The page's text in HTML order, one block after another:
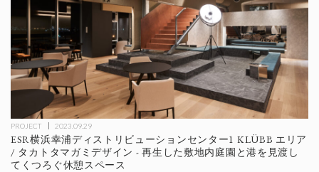
PROJECT 2023.09.29
ESR横浜幸浦ディストリビューションセンター1 KLÜBB エリア
/ タカトタマガミデザイン - 再生した敷地内庭園と港を見渡し
てくつろぐ休憩スペース